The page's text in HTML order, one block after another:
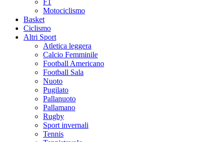
F1
Motociclismo
Basket
Ciclismo
Altri Sport
Atletica leggera
Calcio Femminile
Football Americano
Football Sala
Nuoto
Pugilato
Pallanuoto
Pallamano
Rugby
Sport invernali
Tennis